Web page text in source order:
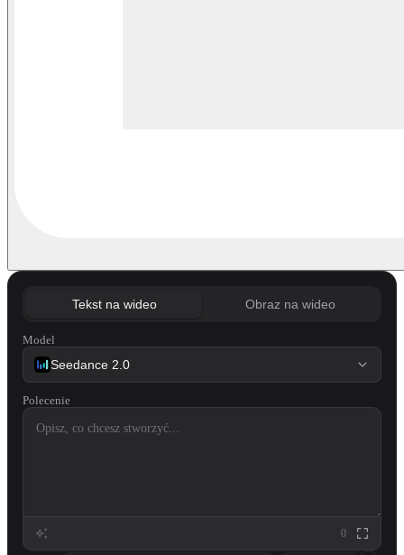
Tekst na wideo Obraz na wideo
Model
Seedance 2.0
Polecenie
0